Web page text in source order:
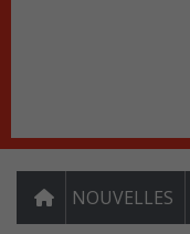
NOUVELLES